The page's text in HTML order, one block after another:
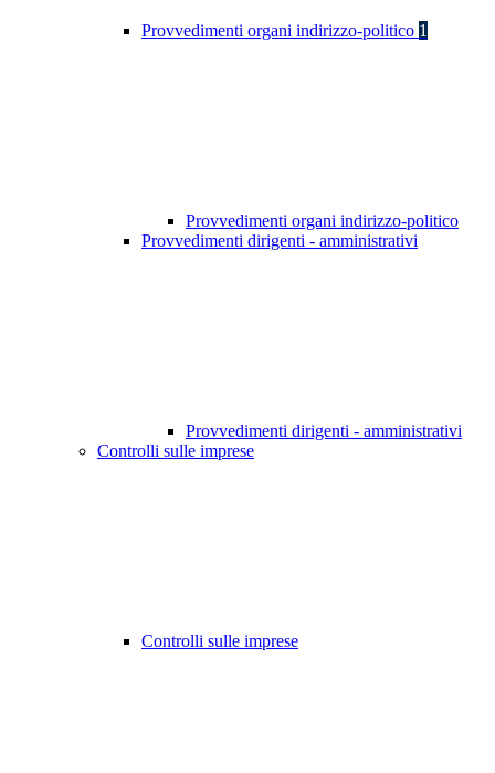
Provvedimenti organi indirizzo-politico 1
Provvedimenti organi indirizzo-politico
Provvedimenti dirigenti - amministrativi
Provvedimenti dirigenti - amministrativi
Controlli sulle imprese
Controlli sulle imprese